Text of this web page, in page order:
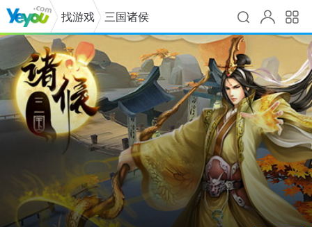
找游戏 三国诸侯